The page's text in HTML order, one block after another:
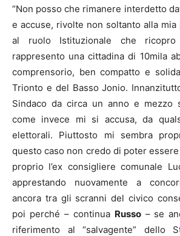
“Non posso che rimanere interdetto
e accuse, rivolte non soltanto alla mia
al ruolo Istituzionale che
rappresento una cittadina di 10mila
comprensorio, ben compatto e
Trionto e del Basso Jonio.
Sindaco da circa un anno e mezzo
come invece mi si accusa, da
elettorali. Piuttosto mi sembra
questo caso non credo di poter
proprio l’ex consigliere comunale
apprestando nuovamente a
ancora tra gli scranni del civico
poi perché – continua Russo– se
riferimento al “salvagente” dello